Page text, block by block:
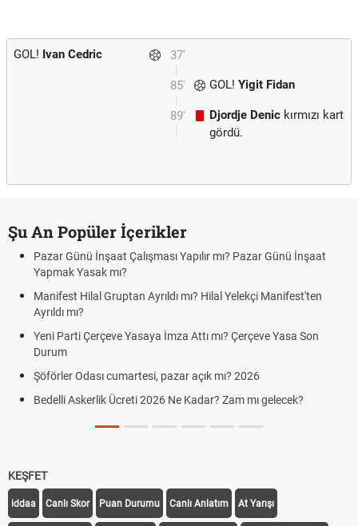
37'
GOL! Ivan Cedric
85' GOL! Yigit Fidan
89' Djordje Denic kırmızı kart
gördü.
Şu An Popüler İçerikler
Pazar Günü İnşaat Çalışması Yapılır mı? Pazar Günü İnşaat
Yapmak Yasak mı?
Manifest Hilal Gruptan Ayrıldı mı? Hilal Yelekçi Manifest'ten
Ayrıldı mı?
Yeni Parti Çerçeve Yasaya İmza Attı mı? Çerçeve Yasa Son
Durum
Şöförler Odası cumartesi, pazar açık mı? 2026
Bedelli Askerlik Ücreti 2026 Ne Kadar? Zam mı gelecek?
KEŞFET
iddaa Canlı Skor Puan Durumu Canlı Anlatım At Yarışı